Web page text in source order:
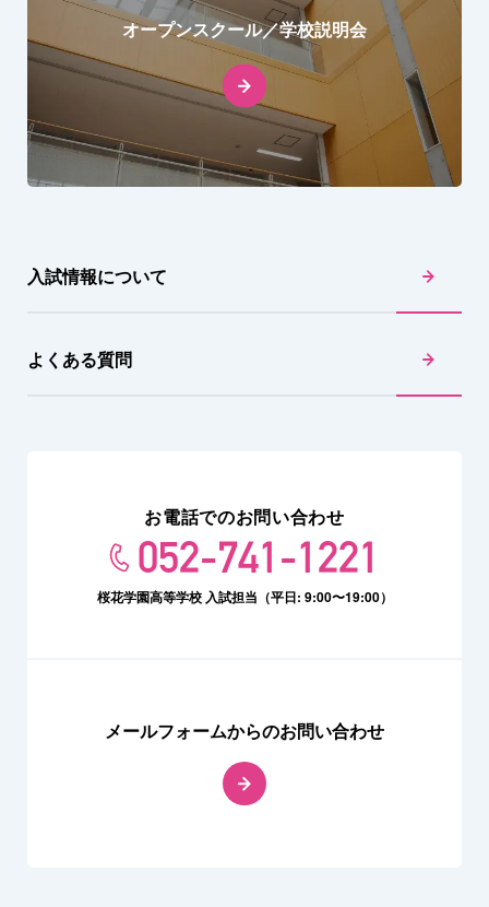
オープンスクール／学校説明会
入試情報について
よくある質問
お電話でのお問い合わせ
052-741-1221
桜花学園高等学校 入試担当（平日: 9:00〜19:00）
メールフォームからのお問い合わせ